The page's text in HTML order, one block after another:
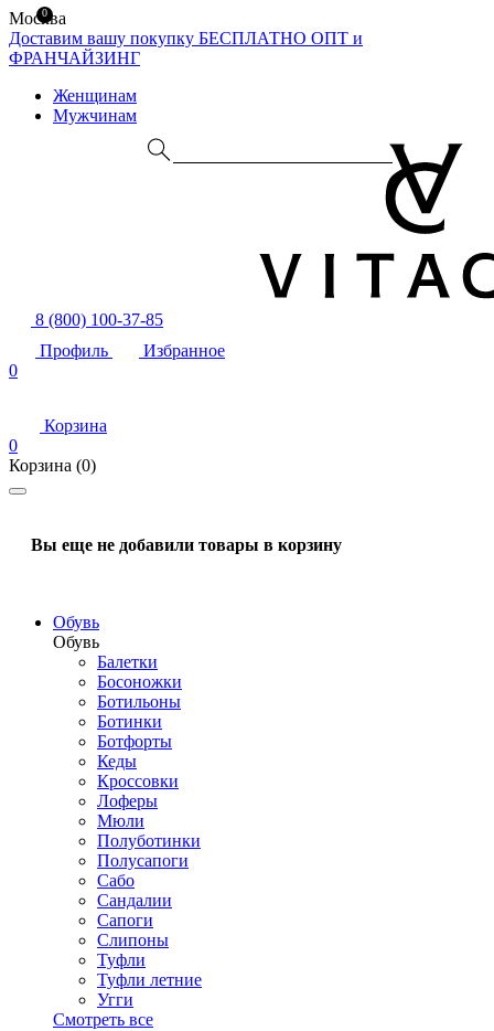
Москва
Доставим вашу покупку БЕСПЛАТНО ОПТ и
ФРАНЧАЙЗИНГ
Женщинам
Мужчинам
8 (800) 100-37-85
Профиль
Избранное
0
Корзина
0
Корзина (0)
Вы еще не добавили товары в корзину
Обувь
Обувь
Балетки
Босоножки
Ботильоны
Ботинки
Ботфорты
Кеды
Кроссовки
Лоферы
Мюли
Полуботинки
Полусапоги
Сабо
Сандалии
Сапоги
Слипоны
Туфли
Туфли летние
Угги
Смотреть все
0